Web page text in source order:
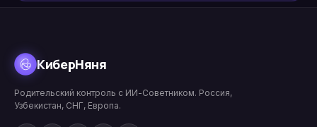
КиберНяня
Родительский контроль с ИИ-Советником. Россия,
Узбекистан, СНГ, Европа.